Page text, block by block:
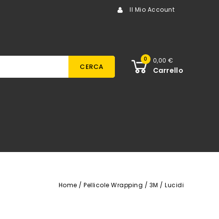
Il Mio Account
0 0,00 €
Carrello
CERCA
Home Pellicole Wrapping 3M Lucidi